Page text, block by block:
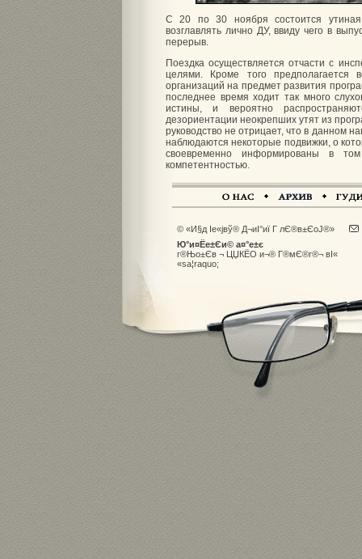
С 20 по 30 ноября состоится
возглавлять лично ДУ, ввиду чего в
перерыв.
Поездка осуществляется отчасти с
целями. Кроме того
организаций на предмет развития
последнее время ходит так много
истины, и вероятно
дезориентации неокрепших утят из
руководство не отрицает, что в данном
наблюдаются некоторые подвижки, о
своевременно информированы в
компетентностью.
© «И§д Іе«јвў® Д¬иІ°иї Г лЄ®в±ЄоЈ®»
Ю°и¤Ёе±Єи© а¤°е±є
г®Њо±Єв ¬ ЦЏКЁО и¬® Г®мЄ®г®¬ вІ«
«sа­¦raquo;